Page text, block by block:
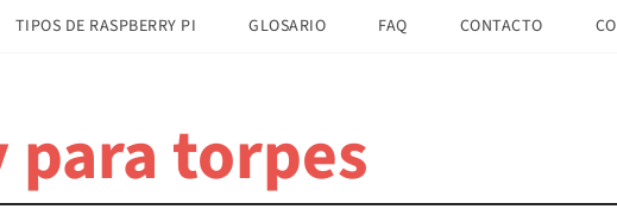
TIPOS DE RASPBERRY PI GLOSARIO FAQ CONTACTO
para torpes